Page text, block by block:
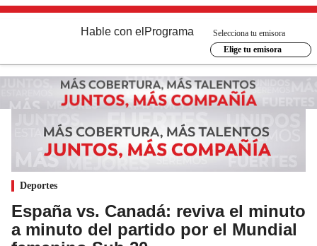
Hable con el Programa
Selecciona tu emisora
Elige tu emisora
Deportes
España vs. Canadá: reviva el minuto
a minuto del partido por el Mundial